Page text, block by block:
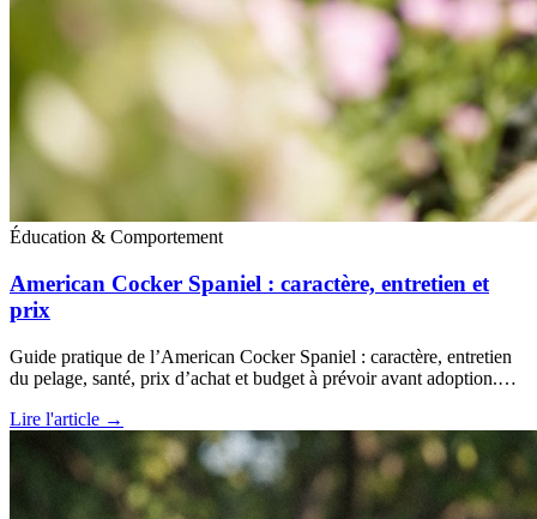
Éducation & Comportement
American Cocker Spaniel : caractère, entretien et
prix
Guide pratique de l’American Cocker Spaniel : caractère, entretien
du pelage, santé, prix d’achat et budget à prévoir avant adoption.…
Lire l'article →